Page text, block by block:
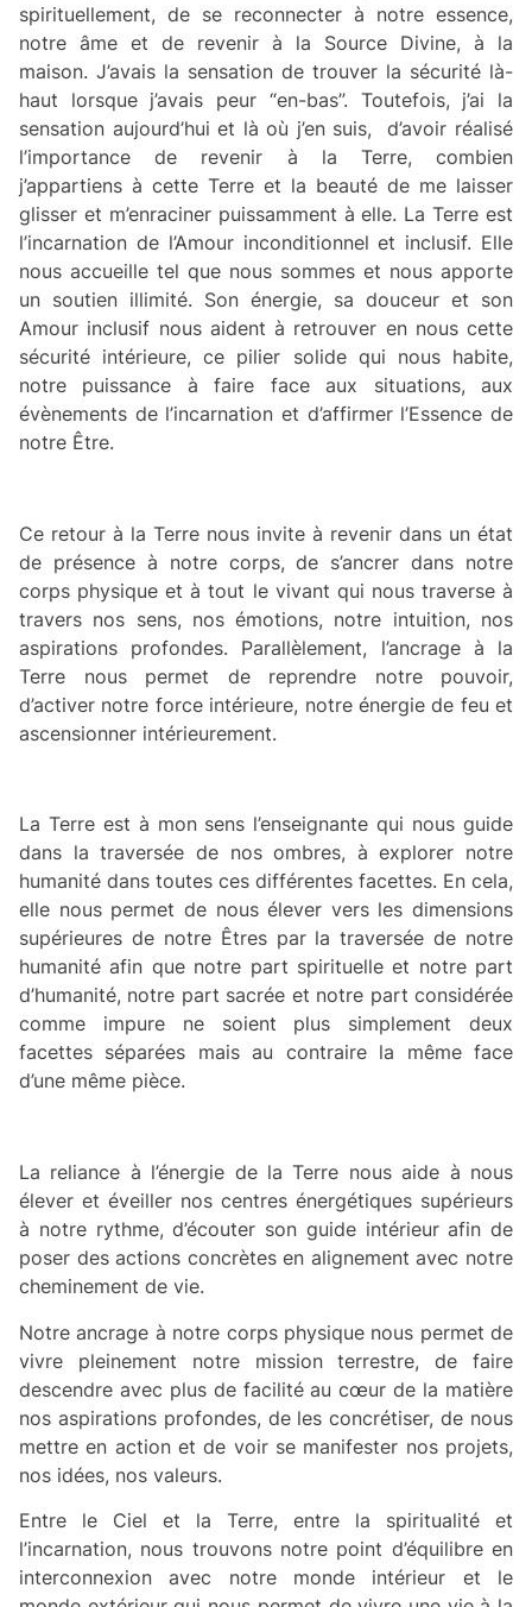
spirituellement, de se reconnecter à notre essence,
notre âme et de revenir à la Source Divine, à la
maison. J’avais la sensation de trouver la sécurité là-
haut lorsque j’avais peur “en-bas”. Toutefois, j’ai la
sensation aujourd’hui et là où j’en suis, d’avoir réalisé
l’importance de revenir à la Terre, combien
j’appartiens à cette Terre et la beauté de me laisser
glisser et m’enraciner puissamment à elle. La Terre est
l’incarnation de l’Amour inconditionnel et inclusif. Elle
nous accueille tel que nous sommes et nous apporte
un soutien illimité. Son énergie, sa douceur et son
Amour inclusif nous aident à retrouver en nous cette
sécurité intérieure, ce pilier solide qui nous habite,
notre puissance à faire face aux situations, aux
évènements de l’incarnation et d’affirmer l’Essence de
notre Être.
Ce retour à la Terre nous invite à revenir dans un état
de présence à notre corps, de s’ancrer dans notre
corps physique et à tout le vivant qui nous traverse à
travers nos sens, nos émotions, notre intuition, nos
aspirations profondes. Parallèlement, l’ancrage à la
Terre nous permet de reprendre notre pouvoir,
d’activer notre force intérieure, notre énergie de feu et
ascensionner intérieurement.
La Terre est à mon sens l’enseignante qui nous guide
dans la traversée de nos ombres, à explorer notre
humanité dans toutes ces différentes facettes. En cela,
elle nous permet de nous élever vers les dimensions
supérieures de notre Êtres par la traversée de notre
humanité afin que notre part spirituelle et notre part
d’humanité, notre part sacrée et notre part considérée
comme impure ne soient plus simplement deux
facettes séparées mais au contraire la même face
d’une même pièce.
La reliance à l’énergie de la Terre nous aide à nous
élever et éveiller nos centres énergétiques supérieurs
à notre rythme, d’écouter son guide intérieur afin de
poser des actions concrètes en alignement avec notre
cheminement de vie.
Notre ancrage à notre corps physique nous permet de
vivre pleinement notre mission terrestre, de faire
descendre avec plus de facilité au cœur de la matière
nos aspirations profondes, de les concrétiser, de nous
mettre en action et de voir se manifester nos projets,
nos idées, nos valeurs.
Entre le Ciel et la Terre, entre la spiritualité et
l’incarnation, nous trouvons notre point d’équilibre en
interconnexion avec notre monde intérieur et le